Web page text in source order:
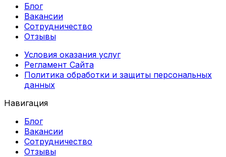
Блог
Вакансии
Сотрудничество
Отзывы
Условия оказания услуг
Регламент Сайта
Политика обработки и защиты персональных
данных
Навигация
Блог
Вакансии
Сотрудничество
Отзывы